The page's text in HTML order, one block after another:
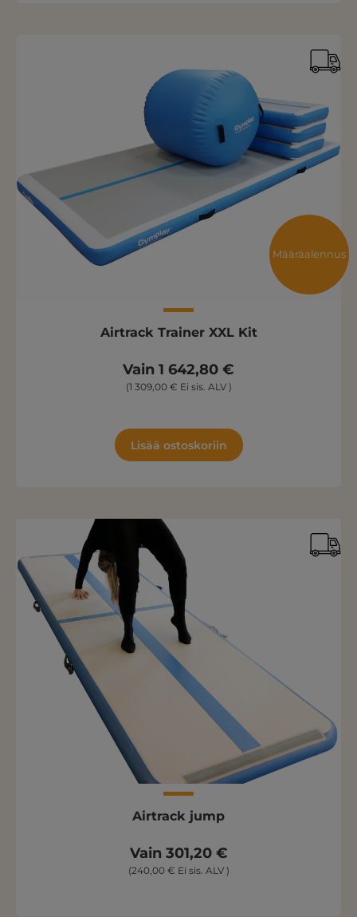
Määräalennus
Airtrack Trainer XXL Kit
Vain 1 642,80 €
(1 309,00 € Ei sis. ALV )
Lisää ostoskoriin
Airtrack jump
Vain 301,20 €
(240,00 € Ei sis. ALV )